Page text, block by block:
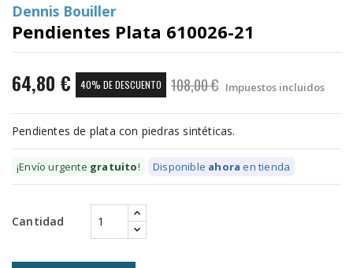
Dennis Bouiller
Pendientes Plata 610026-21
64,80 € 40% DE DESCUENTO 108,00 € Impuestos incluidos
Pendientes de plata con piedras sintéticas.
¡Envío urgente gratuito! Disponible ahora en tienda
Cantidad